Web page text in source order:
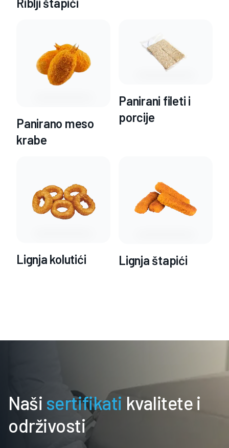
Panirano meso
krabe
Panirani fileti i
porcije
Lignja kolutići Lignja štapići
Naši sertifikati kvalitete i
održivosti